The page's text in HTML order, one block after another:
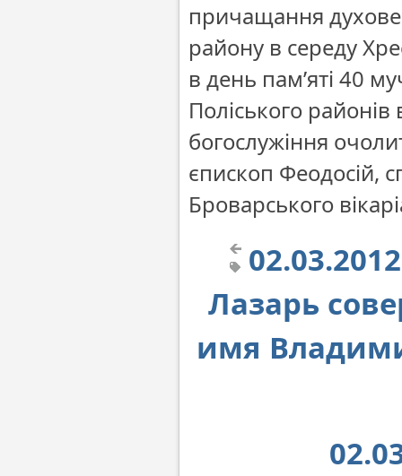
причащання
району в середу
в день пам’яті 40
Поліського районів
богослужіння
єпископ Феодосій,
Броварського
Лазарь
имя